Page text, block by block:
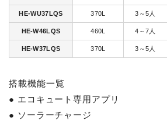
HE-WU37LQS 370L 3～5人
HE-W46LQS 460L 4～7人
HE-W37LQS 370L 3～5人
搭載機能一覧
● エコキュート専用アプリ
● ソーラーチャージ